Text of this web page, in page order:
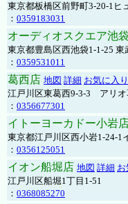
東京都板橋区前野町3-20-1ヒ
： 0359183031
オーディオスクエア池
東京都豊島区西池袋1-1-25
： 0359531011
葛西店 地図 詳細 お気に入
江戸川区東葛西9-3-3 アリオ
： 0356677301
イトーヨーカドー小岩
東京都江戸川区西小岩1-24-1
： 0356125051
イオン船堀店 地図 詳細
江戸川区船堀1丁目1-51
： 0368085270